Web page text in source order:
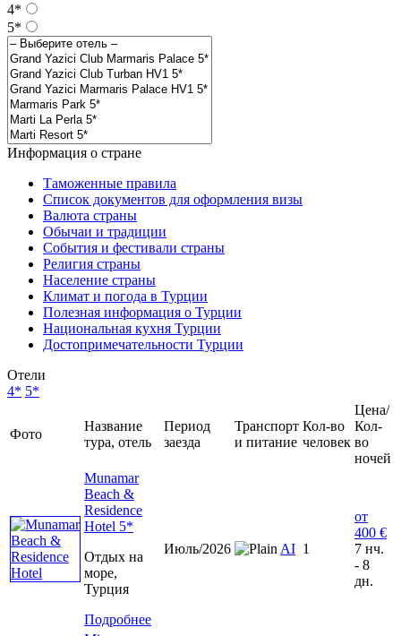
4*
5*
Информация о стране
Таможенные правила
Список документов для оформления визы
Валюта страны
Обычаи и традиции
События и фестивали страны
Религия страны
Население страны
Климат и погода в Турции
Полезная информация о Турции
Национальная кухня Турции
Достопримечательности Турции
Отели
4* 5*
Фото
Название
тура, отель
Период
заезда
Транспорт
и питание
Кол-во
человек
Цена/
Кол-
во
ночей
Munamar
Beach &
Residence
Hotel 5*
Отдых на
море,
Турция
Подробнее
Июль/2026 AI 1
от
400 €
7 нч.
- 8
дн.